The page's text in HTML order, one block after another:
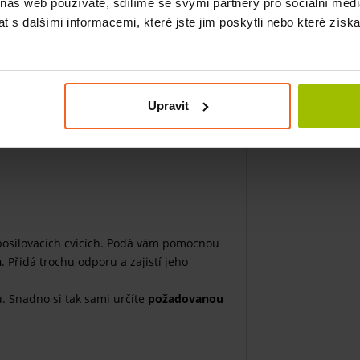
web používáte, sdílíme se svými partnery pro sociální
s dalšími informacemi, které jste jim poskytli nebo které
Upravit
a stovkami úspěšných testů
to snadné jako facka.
Loop?“
je jednoduchá: „Protože nenajdete
protahování.“Schválně si to zkuste. Super
cvicích. Podá vám pomocnou
. Přidá trochu odporu a zajistí jeho
Snadno si tak sami určíte požadovanou